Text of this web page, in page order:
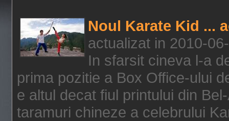
Noul Karate Kid ...
actualizat in 2010-
In sfarsit cineva l-a
prima pozitie a Box Office-ului
e altul decat fiul printului din
taramuri chineze a celebrului